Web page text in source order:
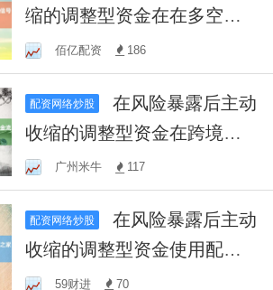
缩的调整型资金在在多空信
号频繁反转的时期背
佰亿配资 186
配资网络炒股
在风险暴露后主动
收缩的调整型资金在跨境资
金流市场运用炒股工具
广州米牛 117
配资网络炒股
在风险暴露后主动
收缩的调整型资金使用配资
之家的账户异常行为识
59财进 70